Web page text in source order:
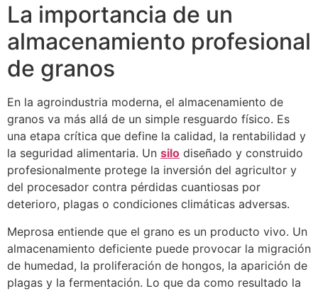
La importancia de un
almacenamiento profesional
de granos
En la agroindustria moderna, el almacenamiento de
granos va más allá de un simple resguardo físico. Es
una etapa crítica que define la calidad, la rentabilidad y
la seguridad alimentaria. Un silo diseñado y construido
profesionalmente protege la inversión del agricultor y
del procesador contra pérdidas cuantiosas por
deterioro, plagas o condiciones climáticas adversas.
Meprosa entiende que el grano es un producto vivo. Un
almacenamiento deficiente puede provocar la migración
de humedad, la proliferación de hongos, la aparición de
plagas y la fermentación. Lo que da como resultado la